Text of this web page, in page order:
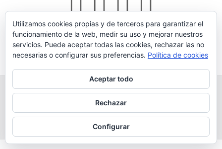
Tema:Voguede Kaira
TODOS LOS PRODUCTOS LEGADO
QUESERÍA
GANADERÍA PROPIA
CONDICIONES DE COMPRA
AVISO LEGAL Y POLÍTICA DE PRIVACIDAD
POLÍTICA DE COOKIES
MÁS INFORMACIÓN SOBRE LAS COOKIES
Utilizamos cookies propias y de terceros para garantizar el
funcionamiento de la web, medir su uso y mejorar nuestros
servicios. Puede aceptar todas las cookies, rechazar las no
necesarias o configurar sus preferencias. Política de cookies
Aceptar todo
Rechazar
Configurar